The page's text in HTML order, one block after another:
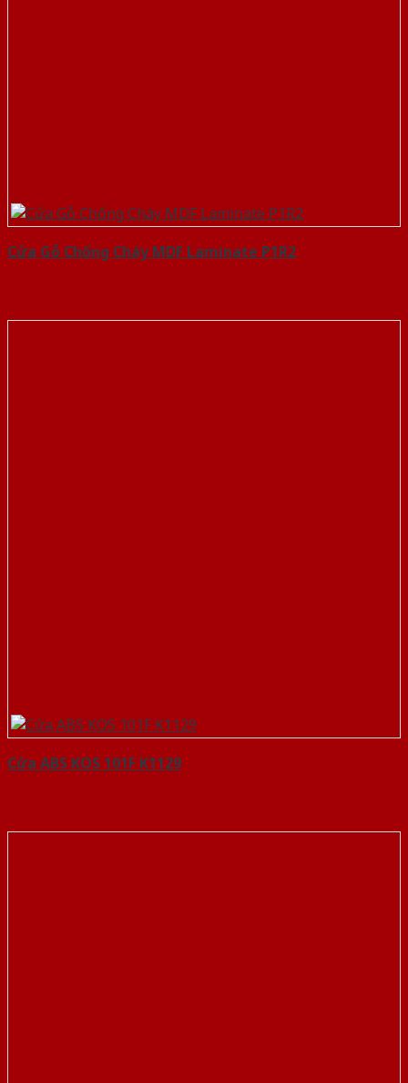
Cửa Gỗ Chống Cháy MDF Laminate P1R2
Cửa ABS KOS 101F K1129